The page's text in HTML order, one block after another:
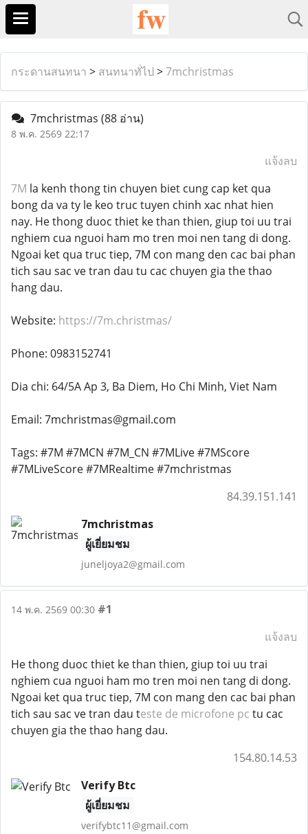
กระดานสนทนา > สนทนาทั่ไป >7mchristmas
7mchristmas (88 อ่าน)
8 พ.ค. 2569 22:17
แจ้งลบ
7M la kenh thong tin chuyen biet cung cap ket qua
bong da va ty le keo truc tuyen chinh xac nhat hien
nay. He thong duoc thiet ke than thien, giup toi uu trai
nghiem cua nguoi ham mo tren moi nen tang di dong.
Ngoai ket qua truc tiep, 7M con mang den cac bai phan
tich sau sac ve tran dau tu cac chuyen gia the thao
hang dau.
Website: https://7m.christmas/
Phone: 0983152741
Dia chi: 64/5A Ap 3, Ba Diem, Ho Chi Minh, Viet Nam
Email: 7mchristmas@gmail.com
Tags: #7M #7MCN #7M_CN #7MLive #7MScore
#7MLiveScore #7MRealtime #7mchristmas
84.39.151.141
7mchristmas
ผู้เยี่ยมชม
juneljoya2@gmail.com
14 พ.ค. 2569 00:30 #1
แจ้งลบ
He thong duoc thiet ke than thien, giup toi uu trai
nghiem cua nguoi ham mo tren moi nen tang di dong.
Ngoai ket qua truc tiep, 7M con mang den cac bai phan
tich sau sac ve tran dau teste de microfone pc tu cac
chuyen gia the thao hang dau.
154.80.14.53
Verify Btc
ผู้เยี่ยมชม
verifybtc11@gmail.com